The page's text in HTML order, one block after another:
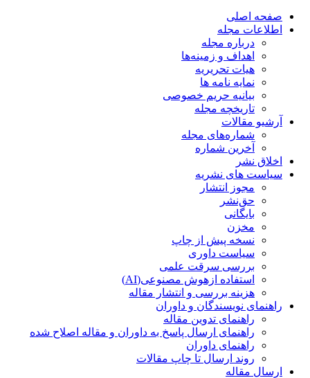
صفحه اصلی
اطلاعات مجله
درباره مجله
اهداف و زمینه‌ها
هیات تحریریه
نمایه نامه ها
بیانیه حریم خصوصی
تاریخچه مجله
آرشیو مقالات
شماره‌های مجله
آخرین شماره
اخلاق نشر
سیاست های نشریه
مجوز انتشار
حق‌نشر
بایگانی
مخزن
نسخه پیش از چاپ
سیاست داوری
بررسی سرقت علمی
استفاده ازهوش مصنوعی(AI)
هزینه بررسی و انتشار مقاله
راهنمای نویسندگان و داوران
راهنمای تدوین مقاله
راهنمای ارسال پاسخ به داوران و مقاله اصلاح شده
راهنمای داوران
روند ارسال تا چاپ مقالات
ارسال مقاله